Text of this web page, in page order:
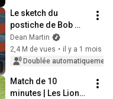
Le sketch du
postiche de Bob
Newhart qui a fait
craquer Dean Martin
Dean Martin
2,4 M de vues • il y a 1 mois
Doublée automatiquement
Match de 10
minutes | Les Lions